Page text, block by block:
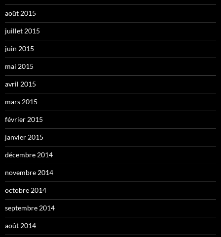
août 2015
juillet 2015
juin 2015
mai 2015
avril 2015
mars 2015
février 2015
janvier 2015
décembre 2014
novembre 2014
octobre 2014
septembre 2014
août 2014